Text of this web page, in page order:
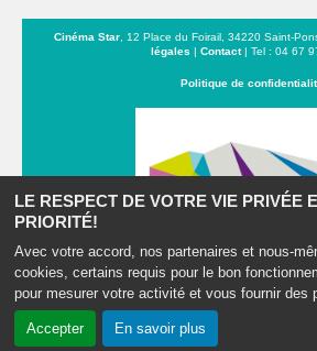
LE RESPECT DE VOTRE VIE PRIVÉE
PRIORITÉ!
Avec votre accord, nos partenaires et nous-
cookies, certains requis pour le bon
pour mesurer votre activité et vous fournir des
Accepter En savoir plus
Cinéma Star, 12 Place du Foirail, 34220 Saint-
légales | Contact| Tel : 04 67
Politique de
Du Minervoix au Caroux
Création site internet